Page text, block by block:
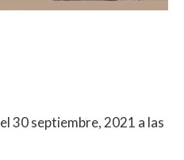
el 30 septiembre, 2021 a las